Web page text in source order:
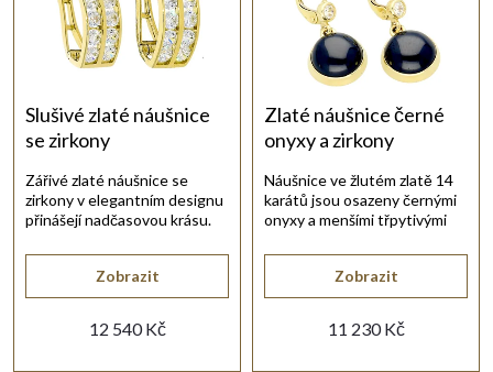
p
r
o
Abecedně
Slušivé zlaté náušnice
se zirkony
12 540 Kč
Zobrazit
Zářivé zlaté náušnice se
zirkony v elegantním designu
přinášejí nadčasovou krásu.
Zlaté náušnice černé
onyxy a zirkony
11 230 Kč
Zobrazit
Náušnice ve žlutém zlatě 14
karátů jsou osazeny černými
onyxy a menšími třpytivými